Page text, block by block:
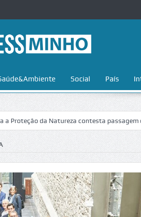
Social País
da Natureza contesta passagem da Volta a